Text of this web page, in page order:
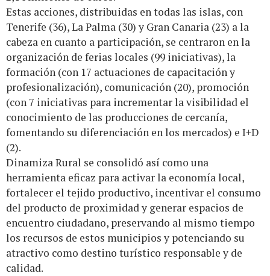
Estas acciones, distribuidas en todas las islas, con
Tenerife (36), La Palma (30) y Gran Canaria (23) a la
cabeza en cuanto a participación, se centraron en la
organización de ferias locales (99 iniciativas), la
formación (con 17 actuaciones de capacitación y
profesionalización), comunicación (20), promoción
(con 7 iniciativas para incrementar la visibilidad el
conocimiento de las producciones de cercanía,
fomentando su diferenciación en los mercados) e I+D
(2).
Dinamiza Rural se consolidó así como una
herramienta eficaz para activar la economía local,
fortalecer el tejido productivo, incentivar el consumo
del producto de proximidad y generar espacios de
encuentro ciudadano, preservando al mismo tiempo
los recursos de estos municipios y potenciando su
atractivo como destino turístico responsable y de
calidad.